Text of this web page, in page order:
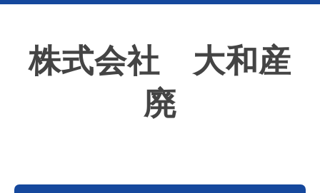
株式会社 大和産
廃